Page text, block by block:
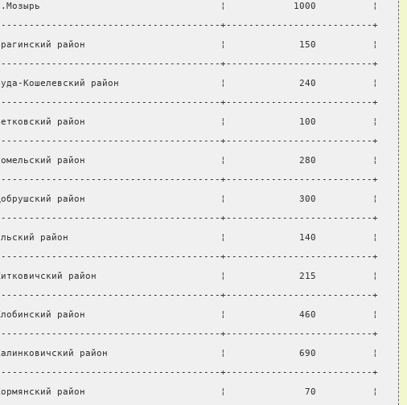
¦            1000          ¦
+--------------------------+
район                        ¦             150          ¦
+--------------------------+
Кошелевский район                  ¦             240          ¦
+--------------------------+
район                        ¦             100          ¦
+--------------------------+
район                        ¦             280          ¦
+--------------------------+
район                        ¦             300          ¦
+--------------------------+
район                           ¦             140          ¦
+--------------------------+
район                      ¦             215          ¦
+--------------------------+
район                        ¦             460          ¦
+--------------------------+
район                    ¦             690          ¦
+--------------------------+
район                        ¦              70          ¦